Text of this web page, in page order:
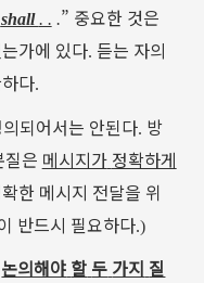
shall. . .” 중요한 것은
가에 있다. 듣는 자의
다.
되어서는 안된다. 방
질은 메시지가 정확하게
한 메시지 전달을 위
반드시 필요하다.)
논의해야 할 두 가지 질